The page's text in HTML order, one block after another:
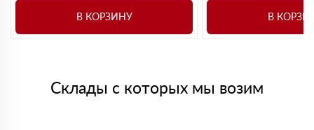
В КОРЗИНУ В
Склады с которых мы возим